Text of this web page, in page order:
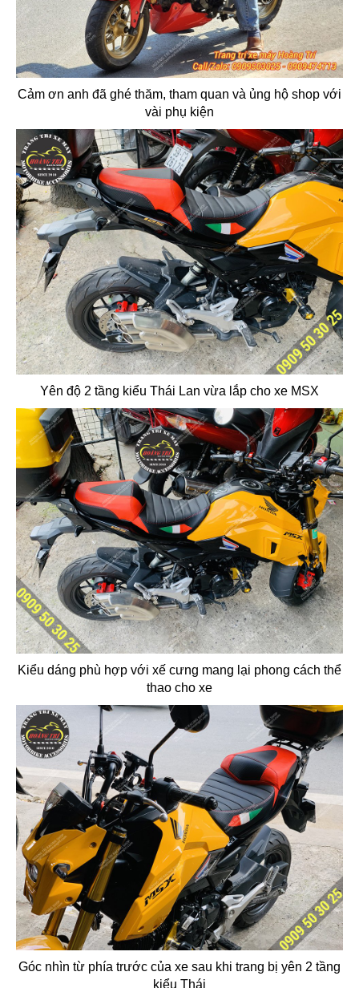
Cảm ơn anh đã ghé thăm, tham quan và ủng hộ shop với
vài phụ kiện
Yên độ 2 tầng kiểu Thái Lan vừa lắp cho xe MSX
Kiểu dáng phù hợp với xế cưng mang lại phong cách thể
thao cho xe
Góc nhìn từ phía trước của xe sau khi trang bị yên 2 tầng
kiểu Thái